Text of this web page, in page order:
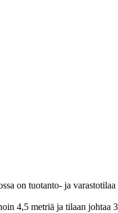
on tuotanto- ja
4,5 metriä ja tilaan johtaa